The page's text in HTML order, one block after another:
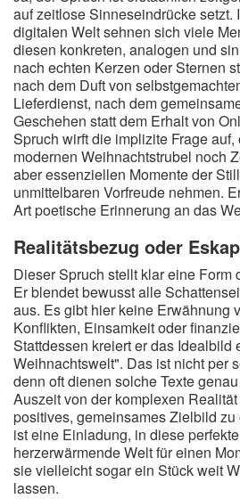
auf zeitlose Sinneseindrücke setzt.
digitalen Welt sehnen sich viele
diesen konkreten, analogen und
nach echten Kerzen oder Sternen
nach dem Duft von
Lieferdienst, nach dem
Geschehen statt dem Erhalt von
Spruch wirft die implizite Frage
modernen Weihnachtstrubel noch
aber essenziellen Momente der
unmittelbaren Vorfreude nehmen.
Art poetische Erinnerung an das
Realitätsbezug oder
Dieser Spruch stellt klar eine Form
Er blendet bewusst alle
aus. Es gibt hier keine Erwähnung
Konflikten, Einsamkeit oder
Stattdessen kreiert er das Idealbild
Weihnachtswelt". Das ist nicht per
denn oft dienen solche Texte
Auszeit von der komplexen
positives, gemeinsames Zielbild
ist eine Einladung, in diese
herzerwärmende Welt für einen
sie vielleicht sogar ein Stück weit
lassen.